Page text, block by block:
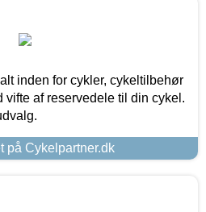
inden for cykler, cykeltilbehør
vifte af reservedele til din cykel.
på Cykelpartner.dk